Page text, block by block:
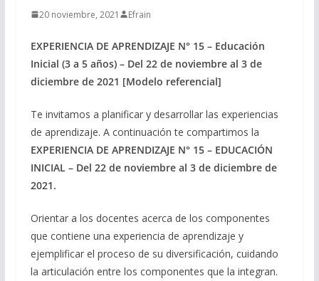
20 noviembre, 2021 Efrain
EXPERIENCIA DE APRENDIZAJE N° 15 – Educación
Inicial (3 a 5 años) – Del 22 de noviembre al 3 de
diciembre de 2021 [Modelo referencial]
Te invitamos a planificar y desarrollar las experiencias
de aprendizaje. A continuación te compartimos la
EXPERIENCIA DE APRENDIZAJE N° 15 – EDUCACIÓN
INICIAL – Del 22 de noviembre al 3 de diciembre de
2021.
Orientar a los docentes acerca de los componentes
que contiene una experiencia de aprendizaje y
ejemplificar el proceso de su diversificación, cuidando
la articulación entre los componentes que la integran.